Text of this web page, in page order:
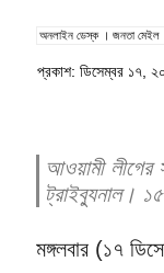
অনলাইন ডেস্ক । জনতা মেইল
প্রকাশ: ডিসেম্বর ১৭,
আওয়ামী লীগের
ট্রাইব্যুনাল।
মঙ্গলবার (১৭